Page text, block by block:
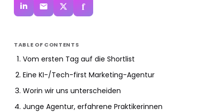
in f
TABLE OF CONTENTS
Vom ersten Tag auf die Shortlist
Eine KI-/Tech-first Marketing-Agentur
Worin wir uns unterscheiden
Junge Agentur, erfahrene Praktikerinnen